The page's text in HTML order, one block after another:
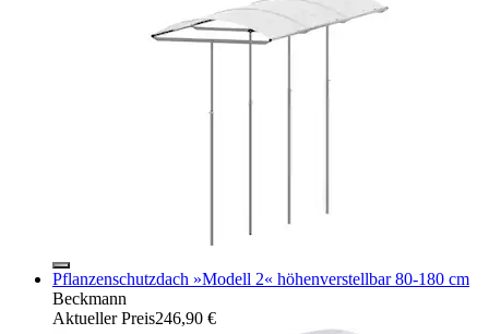
Pflanzenschutzdach »Modell 2« höhenverstellbar 80-180 cm
Beckmann
Aktueller Preis246,90 €